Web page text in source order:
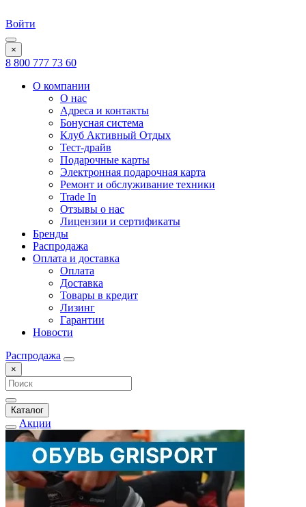
Войти
×
8 800 777 73 60
О компании
О нас
Адреса и контакты
Бонусная система
Клуб Активный Отдых
Тест-драйв
Подарочные карты
Электронная подарочная карта
Ремонт и обслуживание техники
Trade In
Отзывы о нас
Лицензии и сертификаты
Бренды
Распродажа
Оплата и доставка
Оплата
Доставка
Товары в кредит
Лизинг
Гарантии
Новости
Распродажа
×
Каталог
Акции